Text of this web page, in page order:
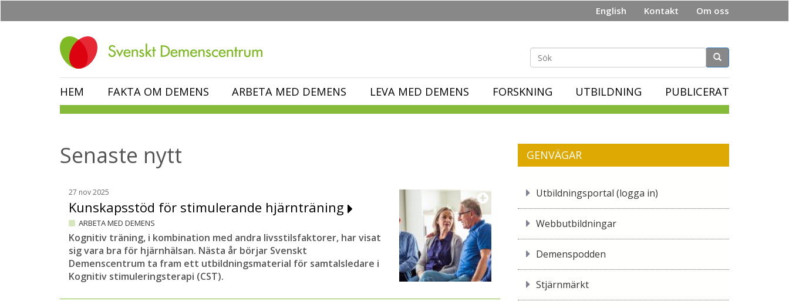
English Kontakt Om oss
Sökformulär
HEM FAKTA OM DEMENS ARBETA MED DEMENS LEVA MED DEMENS FORSKNING UTBILDNING PUBLICERAT
Senaste nytt
27 nov 2025
Kunskapsstöd för stimulerande hjärnträning
ARBETA MED DEMENS
Kognitiv träning, i kombination med andra livsstilsfaktorer, har visat
sig vara bra för hjärnhälsan. Nästa år börjar Svenskt
Demenscentrum ta fram ett utbildningsmaterial för samtalsledare i
Kognitiv stimuleringsterapi (CST).
GENVÄGAR
Utbildningsportal (logga in)
Webbutbildningar
Demenspodden
Stjärnmärkt